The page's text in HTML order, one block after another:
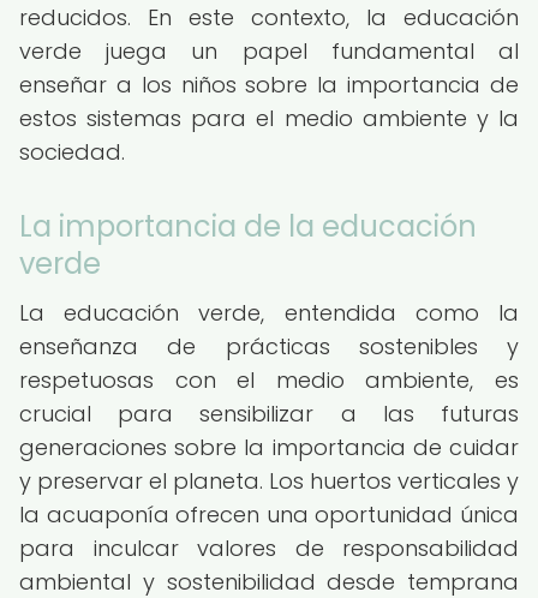
reducidos. En este contexto, la educación
verde juega un papel fundamental al
enseñar a los niños sobre la importancia de
estos sistemas para el medio ambiente y la
sociedad.
La importancia de la educación
verde
La educación verde, entendida como la
enseñanza de prácticas sostenibles y
respetuosas con el medio ambiente, es
crucial para sensibilizar a las futuras
generaciones sobre la importancia de cuidar
y preservar el planeta. Los huertos verticales y
la acuaponía ofrecen una oportunidad única
para inculcar valores de responsabilidad
ambiental y sostenibilidad desde temprana